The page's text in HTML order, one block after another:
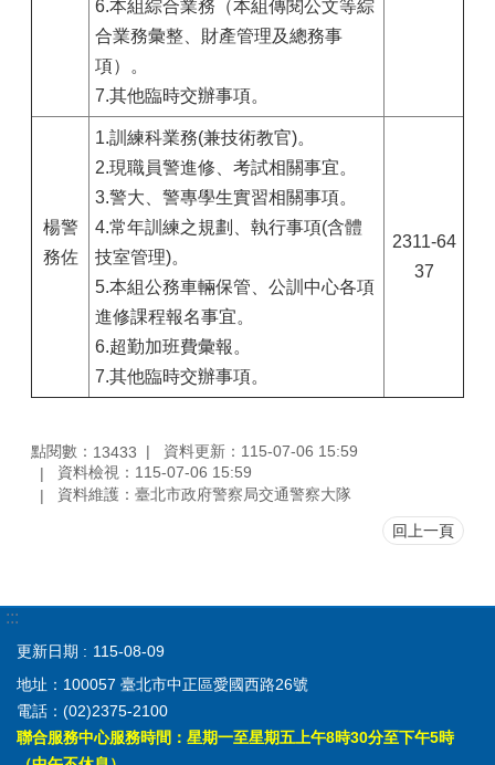
6.本組綜合業務（本組傳閱公文等綜
合業務彙整、財產管理及總務事
項）。
7.其他臨時交辦事項。
楊警
務佐
1.訓練科業務(兼技術教官)。
2.現職員警進修、考試相關事宜。
3.警大、警專學生實習相關事項。
4.常年訓練之規劃、執行事項(含體
技室管理)。
5.本組公務車輛保管、公訓中心各項
進修課程報名事宜。
6.超勤加班費彙報。
7.其他臨時交辦事項。
2311-64
37
點閱數： 13433
資料更新：115-07-06 15:59
資料檢視：115-07-06 15:59
資料維護：臺北市政府警察局交通警察大隊
回上一頁
:::
更新日期
115-08-09
地址：100057 臺北市中正區愛國西路26號
電話：(02)2375-2100
聯合服務中心服務時間：星期一至星期五上午8時30分至下午5時